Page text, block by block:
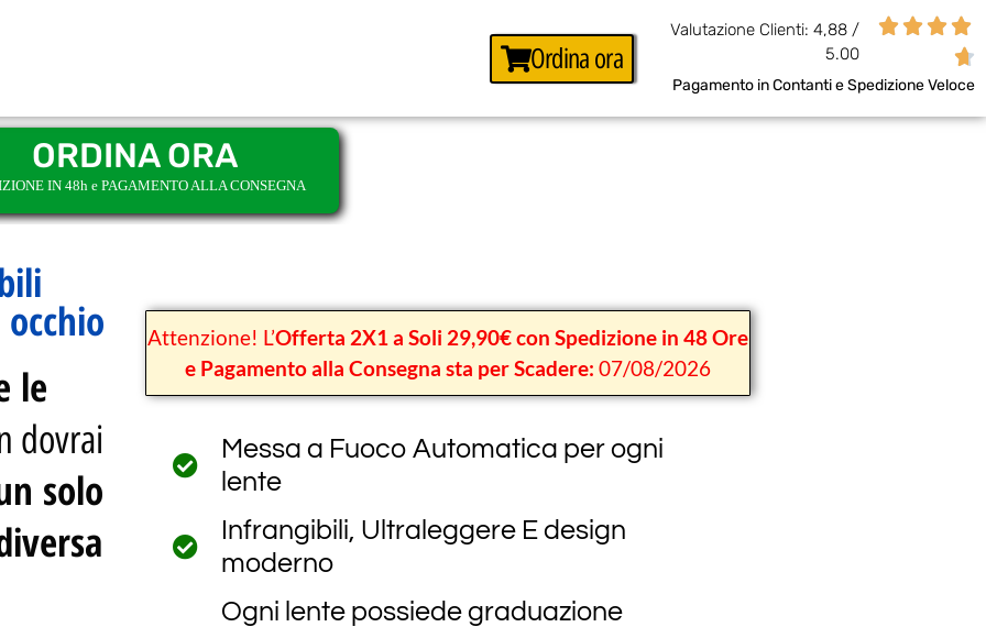
Ordina ora
Valutazione Clienti: 4,88 /
5.00


Pagamento in Contanti e Spedizione Veloce
ORDINA ORA
IN 48h e PAGAMENTO ALLA CONSEGNA
le
dovrai
solo
Attenzione! L’Offerta 2X1 a Soli 29,90€ con Spedizione in 48 Ore
e Pagamento alla Consegna sta per Scadere: 07/08/2026
Messa a Fuoco Automatica per ogni
lente
Infrangibili, Ultraleggere E design
moderno
Ogni lente possiede graduazione